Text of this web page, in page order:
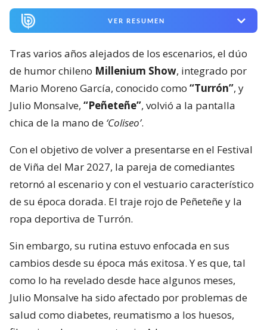
VER RESUMEN
Tras varios años alejados de los escenarios, el dúo
de humor chileno Millenium Show, integrado por
Mario Moreno García, conocido como “Turrón”, y
Julio Monsalve, “Peñeteñe”, volvió a la pantalla
chica de la mano de ‘Coliseo’.
Con el objetivo de volver a presentarse en el Festival
de Viña del Mar 2027, la pareja de comediantes
retornó al escenario y con el vestuario característico
de su época dorada. El traje rojo de Peñeteñe y la
ropa deportiva de Turrón.
Sin embargo, su rutina estuvo enfocada en sus
cambios desde su época más exitosa. Y es que, tal
como lo ha revelado desde hace algunos meses,
Julio Monsalve ha sido afectado por problemas de
salud como diabetes, reumatismo a los huesos,